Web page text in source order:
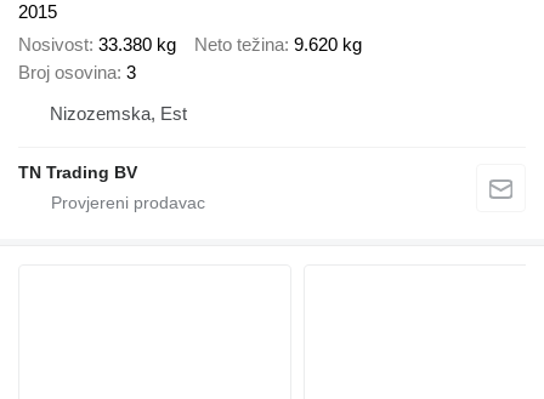
2015
Nosivost 33.380 kg Neto težina 9.620 kg
Broj osovina 3
Nizozemska, Est
TN Trading BV